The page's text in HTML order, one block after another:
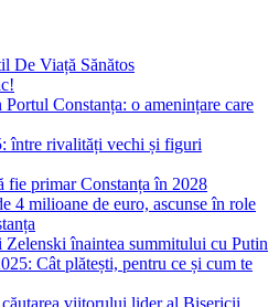
De Viață Sănătos
Constanța: o amenințare care
între rivalități vechi și figuri
fie primar Constanța în 2028
4 milioane de euro, ascunse în role
înaintea summitului cu Putin
Cât plătești, pentru ce și cum te
căutarea viitorului lider al Bisericii